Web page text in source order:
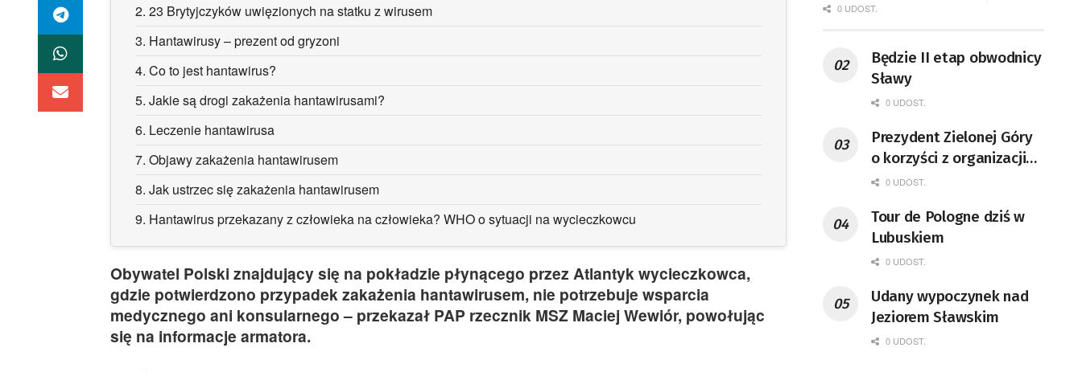
2. 23 Brytyjczyków uwięzionych na statku z wirusem
3. Hantawirusy – prezent od gryzoni
4. Co to jest hantawirus?
5. Jakie są drogi zakażenia hantawirusami?
6. Leczenie hantawirusa
7. Objawy zakażenia hantawirusem
8. Jak ustrzec się zakażenia hantawirusem
9. Hantawirus przekazany z człowieka na człowieka? WHO o sytuacji na wycieczkowcu
Obywatel Polski znajdujący się na pokładzie płynącego przez Atlantyk wycieczkowca,
gdzie potwierdzono przypadek zakażenia hantawirusem, nie potrzebuje wsparcia
medycznego ani konsularnego – przekazał PAP rzecznik MSZ Maciej Wewiór, powołując
się na informacje armatora.
0 UDOST.
Będzie II etap obwodnicy
Sławy
0 UDOST.
Prezydent Zielonej Góry
o korzyści z organizacji
mety Tour de Pologne
0 UDOST.
Tour de Pologne dziś w
Lubuskiem
0 UDOST.
Udany wypoczynek nad
Jeziorem Sławskim
0 UDOST.